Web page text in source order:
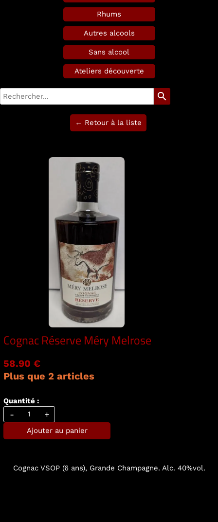
Rhums
Autres alcools
Sans alcool
Ateliers découverte
search
← Retour à la liste
Cognac Réserve Méry Melrose
58.90 €
Plus que 2 articles
Quantité :
- +
Ajouter au panier
Cognac VSOP (6 ans), Grande Champagne. Alc. 40%vol.